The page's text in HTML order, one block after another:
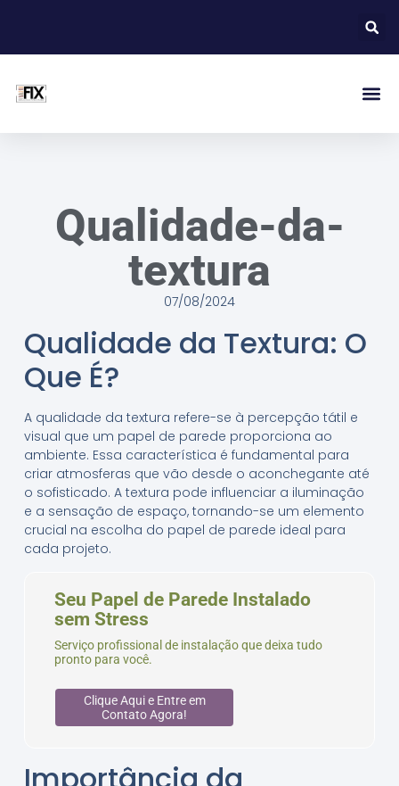
Qualidade-da-
textura
07/08/2024
Qualidade da Textura: O
Que É?
A qualidade da textura refere-se à percepção tátil e
visual que um papel de parede proporciona ao
ambiente. Essa característica é fundamental para
criar atmosferas que vão desde o aconchegante até
o sofisticado. A textura pode influenciar a iluminação
e a sensação de espaço, tornando-se um elemento
crucial na escolha do papel de parede ideal para
cada projeto.
Seu Papel de Parede Instalado
sem Stress
Serviço profissional de instalação que deixa tudo
pronto para você.
Clique Aqui e Entre em
Contato Agora!